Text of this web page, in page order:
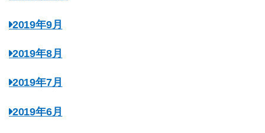
2019年9月
2019年8月
2019年7月
2019年6月